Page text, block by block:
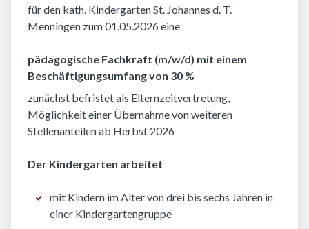
für den kath. Kindergarten St. Johannes d. T.
Menningen zum 01.05.2026 eine
pädagogische Fachkraft (m/w/d) mit einem
Beschäftigungsumfang von 30 %
zunächst befristet als Elternzeitvertretung,
Möglichkeit einer Übernahme von weiteren
Stellenanteilen ab Herbst 2026
Der Kindergarten arbeitet
mit Kindern im Alter von drei bis sechs Jahren in
einer Kindergartengruppe